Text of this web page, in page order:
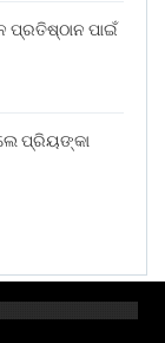
ପ୍ରତିଷ୍ଠାନ ପାଇଁ
ପ୍ରିୟଙ୍କା